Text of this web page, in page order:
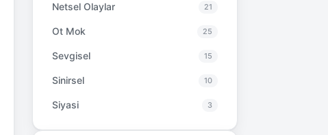
Netsel Olaylar 21
Ot Mok 25
Sevgisel 15
Sinirsel 10
Siyasi 3